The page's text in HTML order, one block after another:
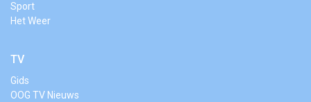
Sport
Het Weer
TV
Gids
OOG TV Nieuws